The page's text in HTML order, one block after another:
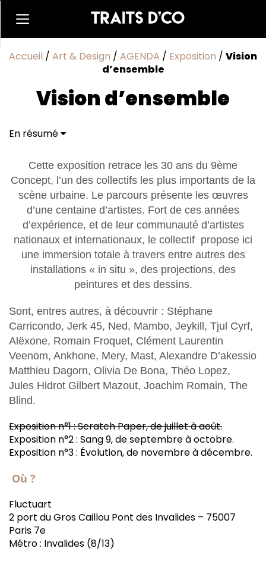
Accueil / Art & Design / AGENDA / Exposition / Vision
d’ensemble
Vision d’ensemble
En résumé
Cette exposition retrace les 30 ans du 9ème
Concept, l’un des collectifs les plus importants de la
scène urbaine. Le parcours présente les œuvres
d’une centaine d’artistes. Fort de ces années
d’expérience, et de leur communauté d’artistes
nationaux et internationaux, le collectif propose ici
une immersion totale à travers entre autres des
installations « in situ », des projections, des
peintures et des dessins.
Sont, entres autres, à découvrir : Stéphane
Carricondo, Jerk 45, Ned, Mambo, Jeykill, Tjul Cyrf,
Alëxone, Romain Froquet, Clément Laurentin
Veenom, Ankhone, Mery, Mast, Alexandre D’akessio
Matthieu Dagorn, Olivia De Bona, Théo Lopez,
Jules Hidrot Gilbert Mazout, Joachim Romain, The
Blind.
Exposition n°1 : Scratch Paper, de juillet à août.
Exposition n°2 : Sang 9, de septembre à octobre.
Exposition n°3 : Évolution, de novembre à décembre.
Où ?
Fluctuart
2 port du Gros Caillou Pont des Invalides – 75007
Paris 7e
Métro : Invalides (8/13)